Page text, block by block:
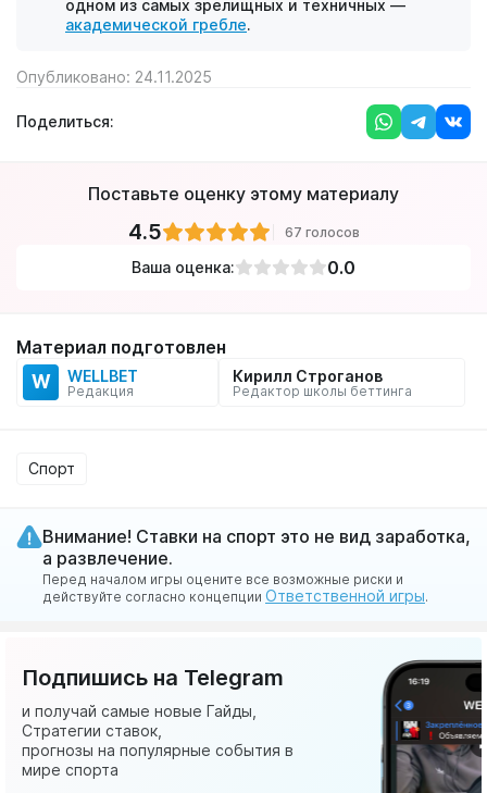
одном из самых зрелищных и техничных —
академической гребле.
Опубликовано: 24.11.2025
Поделиться:
Поставьте оценку этому материалу
Ваша оценка: 0.0
4.5 67 голосов
Материал подготовлен
W
WELLBET
Редакция
Кирилл Строганов
Редактор школы беттинга
Спорт
Внимание! Ставки на спорт это не вид заработка,
а развлечение.
Перед началом игры оцените все возможные риски и
действуйте согласно концепции Ответственной игры.
Подпишись на Telegram
и получай самые новые Гайды,
Стратегии ставок,
прогнозы на популярные события в
мире спорта